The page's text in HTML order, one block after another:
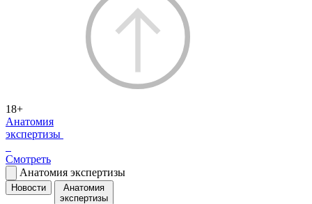
18+
Анатомия
экспертизы
Смотреть
Анатомия экспертизы
Новости
Анатомия
экспертизы